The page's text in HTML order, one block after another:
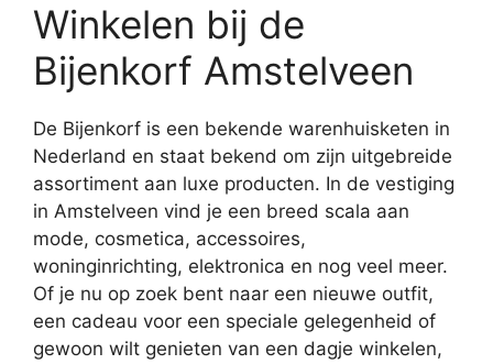
Winkelen bij de
Bijenkorf Amstelveen
De Bijenkorf is een bekende warenhuisketen in
Nederland en staat bekend om zijn uitgebreide
assortiment aan luxe producten. In de vestiging
in Amstelveen vind je een breed scala aan
mode, cosmetica, accessoires,
woninginrichting, elektronica en nog veel meer.
Of je nu op zoek bent naar een nieuwe outfit,
een cadeau voor een speciale gelegenheid of
gewoon wilt genieten van een dagje winkelen,